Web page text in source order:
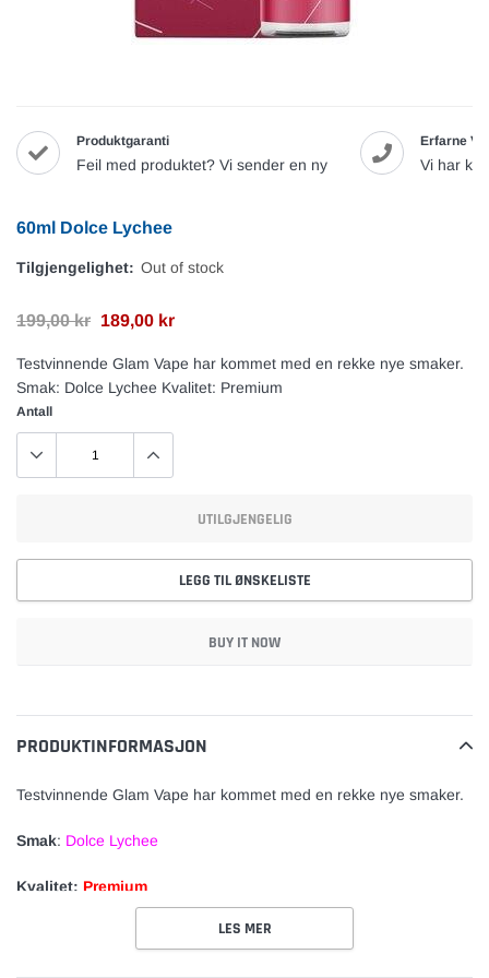
Produktgaranti
Feil med produktet? Vi sender en ny
Erfarne
Vi har
60ml Dolce Lychee
Tilgjengelighet: Out of stock
199,00 kr 189,00 kr
Testvinnende Glam Vape har kommet med en rekke nye smaker.
Smak: Dolce Lychee Kvalitet: Premium
Antall
UTILGJENGELIG
LEGG TIL ØNSKELISTE
BUY IT NOW
til
vare
PRODUKTINFORMASJON
Testvinnende Glam Vape har kommet med en rekke nye smaker.
Smak: Dolce Lychee
Kvalitet: Premium
LES MER